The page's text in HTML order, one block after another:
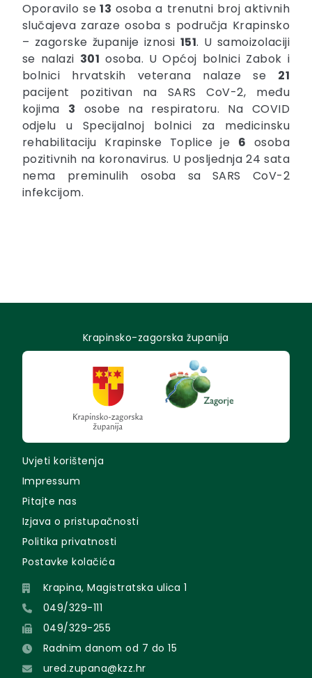
Oporavilo se 13 osoba a trenutni broj aktivnih
slučajeva zaraze osoba s područja Krapinsko
– zagorske županije iznosi 151. U samoizolaciji
se nalazi 301 osoba. U Općoj bolnici Zabok i
bolnici hrvatskih veterana nalaze se 21
pacijent pozitivan na SARS CoV-2, među
kojima 3 osobe na respiratoru. Na COVID
odjelu u Specijalnoj bolnici za medicinsku
rehabilitaciju Krapinske Toplice je 6 osoba
pozitivnih na koronavirus. U posljednja 24 sata
nema preminulih osoba sa
SARS CoV-2
infekcijom.
Krapinsko-zagorska županija
Uvjeti korištenja
Impressum
Pitajte nas
Izjava o pristupačnosti
Politika privatnosti
Postavke kolačića
Krapina, Magistratska ulica 1
049/329-111
049/329-255
Radnim danom od 7 do 15
ured.zupana@kzz.hr